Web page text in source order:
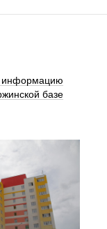
информацию
базе